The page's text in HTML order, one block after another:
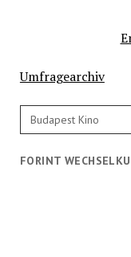
Umfragearchiv
Suchen
FORINT